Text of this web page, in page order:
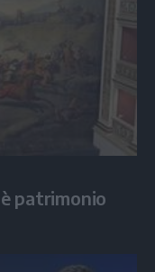
patrimonio